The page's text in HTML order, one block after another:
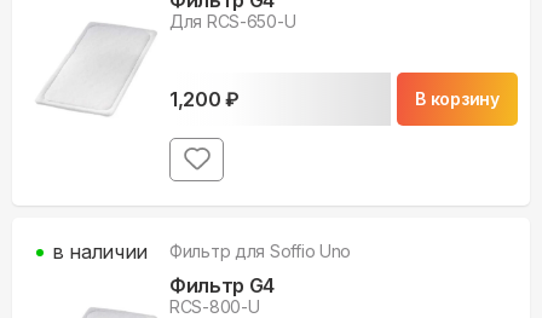
Для RCS-650-U
1,200 ₽ В корзину
Фильтр для Soffio Uno
Фильтр G4
RCS-800-U
в наличии